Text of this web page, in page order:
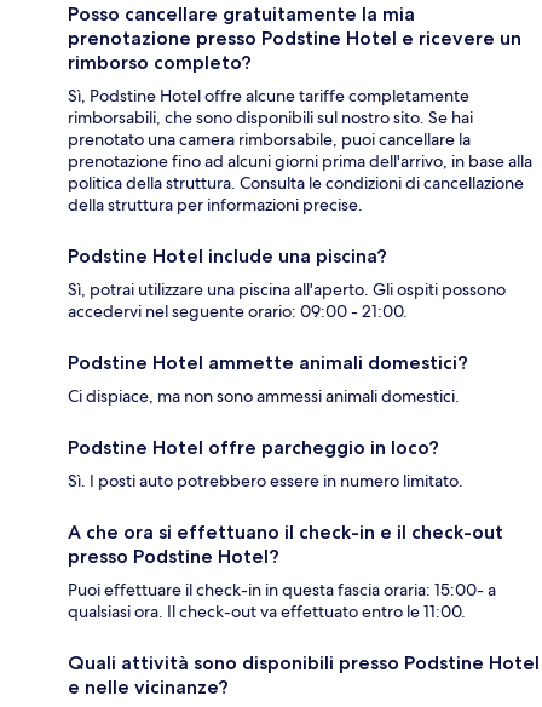
Posso cancellare gratuitamente la mia
prenotazione presso Podstine Hotel e ricevere un
rimborso completo?
Sì, Podstine Hotel offre alcune tariffe completamente
rimborsabili, che sono disponibili sul nostro sito. Se hai
prenotato una camera rimborsabile, puoi cancellare la
prenotazione fino ad alcuni giorni prima dell'arrivo, in base alla
politica della struttura. Consulta le condizioni di cancellazione
della struttura per informazioni precise.
Podstine Hotel include una piscina?
Sì, potrai utilizzare una piscina all'aperto. Gli ospiti possono
accedervi nel seguente orario: 09:00 - 21:00.
Podstine Hotel ammette animali domestici?
Ci dispiace, ma non sono ammessi animali domestici.
Podstine Hotel offre parcheggio in loco?
Sì. I posti auto potrebbero essere in numero limitato.
A che ora si effettuano il check-in e il check-out
presso Podstine Hotel?
Puoi effettuare il check-in in questa fascia oraria: 15:00- a
qualsiasi ora. Il check-out va effettuato entro le 11:00.
Quali attività sono disponibili presso Podstine Hotel
e nelle vicinanze?